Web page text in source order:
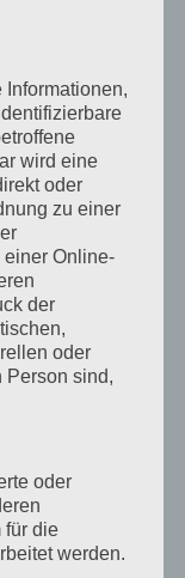
wird eine
oder
zu einer
einer Online-
der
oder
Person sind,
oder
für die
werden.